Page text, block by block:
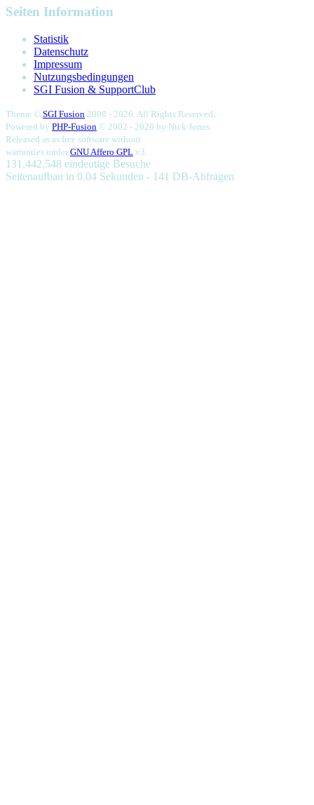
Seiten Information
Statistik
Datenschutz
Impressum
Nutzungsbedingungen
SGI Fusion & SupportClub
Theme © SGI Fusion 2008 - 2026. All Rights Reserved.
Powered by PHP-Fusion © 2002 - 2026 by Nick Jones.
Released as as free software without
warranties under GNU Affero GPL v3.
131,442,548 eindeutige Besuche
Seitenaufbau in 0.04 Sekunden - 141 DB-Abfragen